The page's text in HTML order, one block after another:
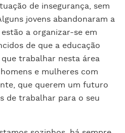
de insegurança, sem
jovens abandonaram a
a organizar-se em
de que a educação
trabalhar nesta área
e mulheres com
que querem um futuro
de trabalhar para o seu